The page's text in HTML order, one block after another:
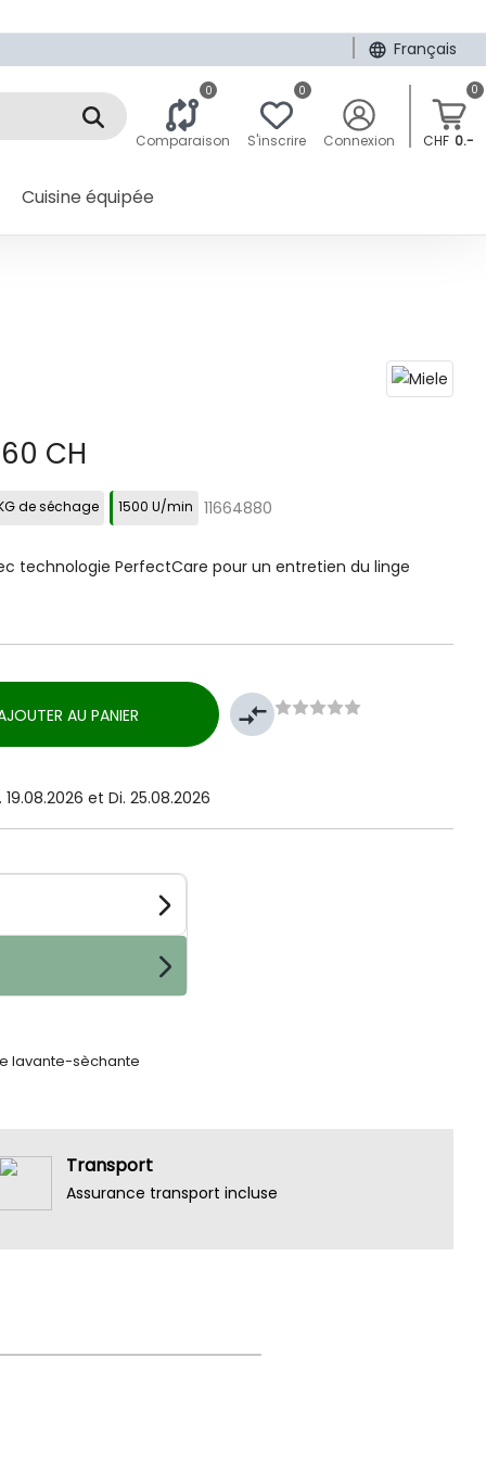
Français
0
Comparaison
0
S'inscrire Connexion
0
CHF 0.-
Cuisine équipée
CH
de séchage 1500 U/min 11664880
technologie PerfectCare pour un entretien du linge
AU PANIER compare_arrows
et Di. 25.08.2026
lavante-sèchante
Transport
Assurance transport incluse